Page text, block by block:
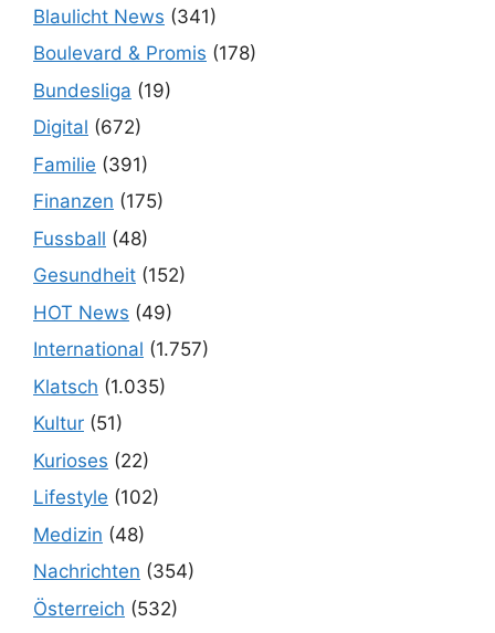
Blaulicht News (341)
Boulevard & Promis (178)
Bundesliga (19)
Digital (672)
Familie (391)
Finanzen (175)
Fussball (48)
Gesundheit (152)
HOT News (49)
International (1.757)
Klatsch (1.035)
Kultur (51)
Kurioses (22)
Lifestyle (102)
Medizin (48)
Nachrichten (354)
Österreich (532)